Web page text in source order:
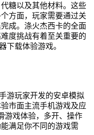
糖以及其他材料。这些
方面，玩家需要通过关
成。涤火杰西卡的全面
度挑战有着至关重要的
下载体验游戏。
游玩家开发的安卓模拟
市面主流手机游戏及应
游戏体验，多开、操作
满足你不同的游戏需